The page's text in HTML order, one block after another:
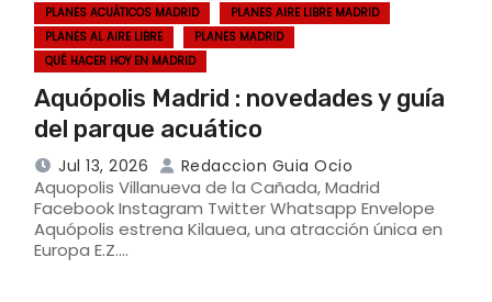
PLANES ACUÁTICOS MADRID
PLANES AIRE LIBRE MADRID
PLANES AL AIRE LIBRE
PLANES MADRID
QUÉ HACER HOY EN MADRID
Aquópolis Madrid : novedades y guía
del parque acuático
Jul 13, 2026 Redaccion Guia Ocio
Aquopolis Villanueva de la Cañada, Madrid
Facebook Instagram Twitter Whatsapp Envelope
Aquópolis estrena Kilauea, una atracción única en
Europa E.Z.…